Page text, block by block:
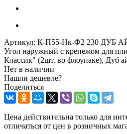
Артикул: К-П55-Нк-Ф2 230 ДУБ
Угол наружный с крепежом для
Классик" (2шт. во флоупаке), Дуб
Нет в наличии
Нашли дешевле?
Поделиться
Цена действительна только для
отличаться от цен в розничных